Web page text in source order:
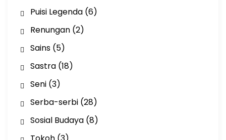
Puisi Legenda(6)
Renungan(2)
Sains(5)
Sastra(18)
Seni(3)
Serba-serbi(28)
Sosial Budaya(8)